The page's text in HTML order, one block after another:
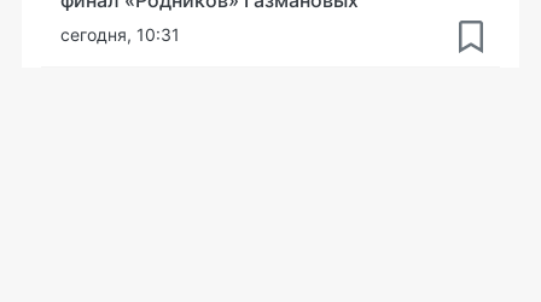
сегодня, 10:31